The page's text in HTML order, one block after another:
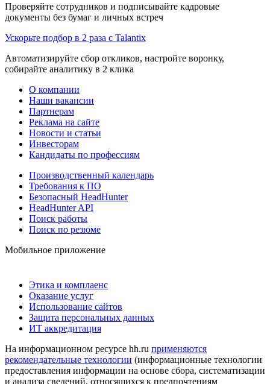
Проверяйте сотрудников и подписывайте кадровые
документы без бумаг и личных встреч
Ускорьте подбор в 2 раза с Talantix
Автоматизируйте сбор откликов, настройте воронку,
собирайте аналитику в 2 клика
О компании
Наши вакансии
Партнерам
Реклама на сайте
Новости и статьи
Инвесторам
Кандидаты по профессиям
Производственный календарь
Требования к ПО
Безопасный HeadHunter
HeadHunter API
Поиск работы
Поиск по резюме
Мобильное приложение
Этика и комплаенс
Оказание услуг
Использование сайтов
Защита персональных данных
ИТ аккредитация
На информационном ресурсе hh.ru применяются
рекомендательные технологии (информационные технологии
предоставления информации на основе сбора, систематизации
и анализа сведений, относящихся к предпочтениям